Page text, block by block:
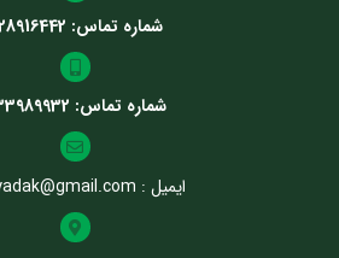
شماره تماس: 09128916442
شماره تماس: 02133989932
ایمیل : teamyadak@gmail.com